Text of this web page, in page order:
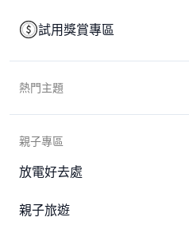
試用獎賞專區
熱門主題
親子專區
放電好去處
親子旅遊